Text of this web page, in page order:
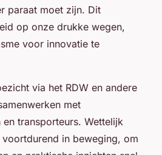
paraat moet zijn. Dit
op onze drukke wegen,
voor innovatie te
via het RDW en andere
met
transporteurs. Wettelijk
in beweging, om